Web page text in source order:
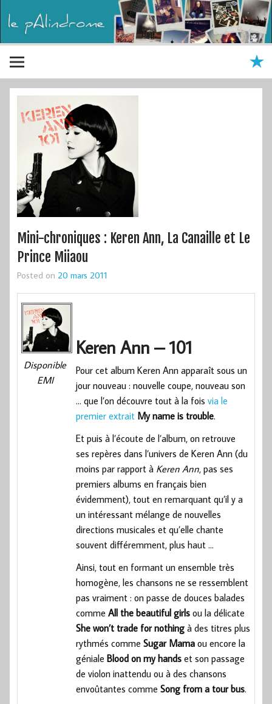
Mini-chroniques : Keren Ann, La Canaille et Le
Prince Miiaou
Posted on 20 mars 2011
Disponible
EMI
Keren Ann – 101
Pour cet album Keren Ann apparaît sous un
jour nouveau : nouvelle coupe, nouveau son
… que l’on découvre tout à la foisvia le
premier extrait My name is trouble.
Et puis à l’écoute de l’album, on retrouve
ses repères dans l’univers de Keren Ann (du
moins par rapport à Keren Ann, pas ses
premiers albums en français bien
évidemment), tout en remarquant qu’il y a
un intéressant mélange de nouvelles
directions musicales et qu’elle chante
souvent différemment, plus haut …
Ainsi, tout en formant un ensemble très
homogène, les chansons ne se ressemblent
pas vraiment : on passe de douces balades
commeAll the beautiful girls ou la délicate
She won’t trade for nothing à des titres plus
rythmés commeSugar Mama ou encore la
génialeBlood on my hands et son passage
de violon inattendu ou à des chansons
envoûtantes commeSong from a tour bus.